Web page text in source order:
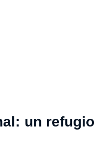
un refugio